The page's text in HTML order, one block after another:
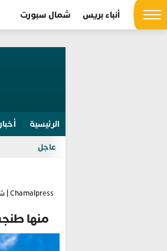
أنباء بريس شمال سبورت
الرئيسية
عاجل
Chamalpress | شمال بريس
منها طنجة.. 6 ملايير درهم لتنظيف المدن